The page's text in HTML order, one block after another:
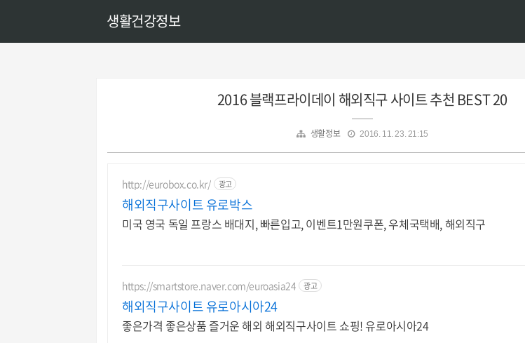
생활건강정보
2016 블랙프라이데이 해외직구 사이트 추천 BEST 20
생활정보 2016. 11. 23. 21:15
http://eurobox.co.kr/ 광고
해외직구사이트 유로박스
미국 영국 독일 프랑스 배대지, 빠른입고, 이벤트1만원쿠폰, 우체국택배, 해외직구
https://smartstore.naver.com/euroasia24 광고
해외직구사이트 유로아시아24
좋은가격 좋은상품 즐거운 해외 해외직구사이트 쇼핑! 유로아시아24